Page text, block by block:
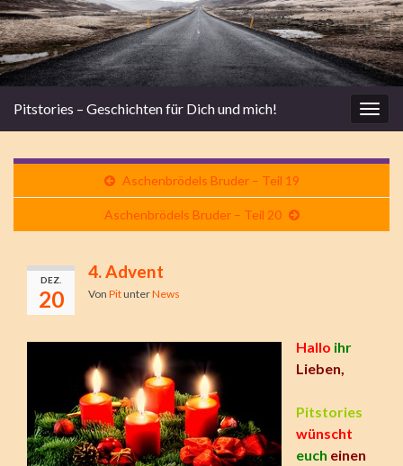
Pitstories – Geschichten für Dich und mich!
Aschenbrödels Bruder – Teil 19
Aschenbrödels Bruder – Teil 20
DEZ.
20
4. Advent
Von PitunterNews
Hallo ihr
Lieben,
Pitstories
wünscht
euch einen